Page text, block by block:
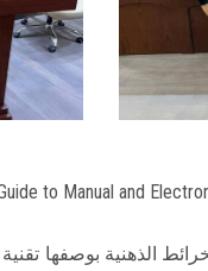
الذهنية بوصفها